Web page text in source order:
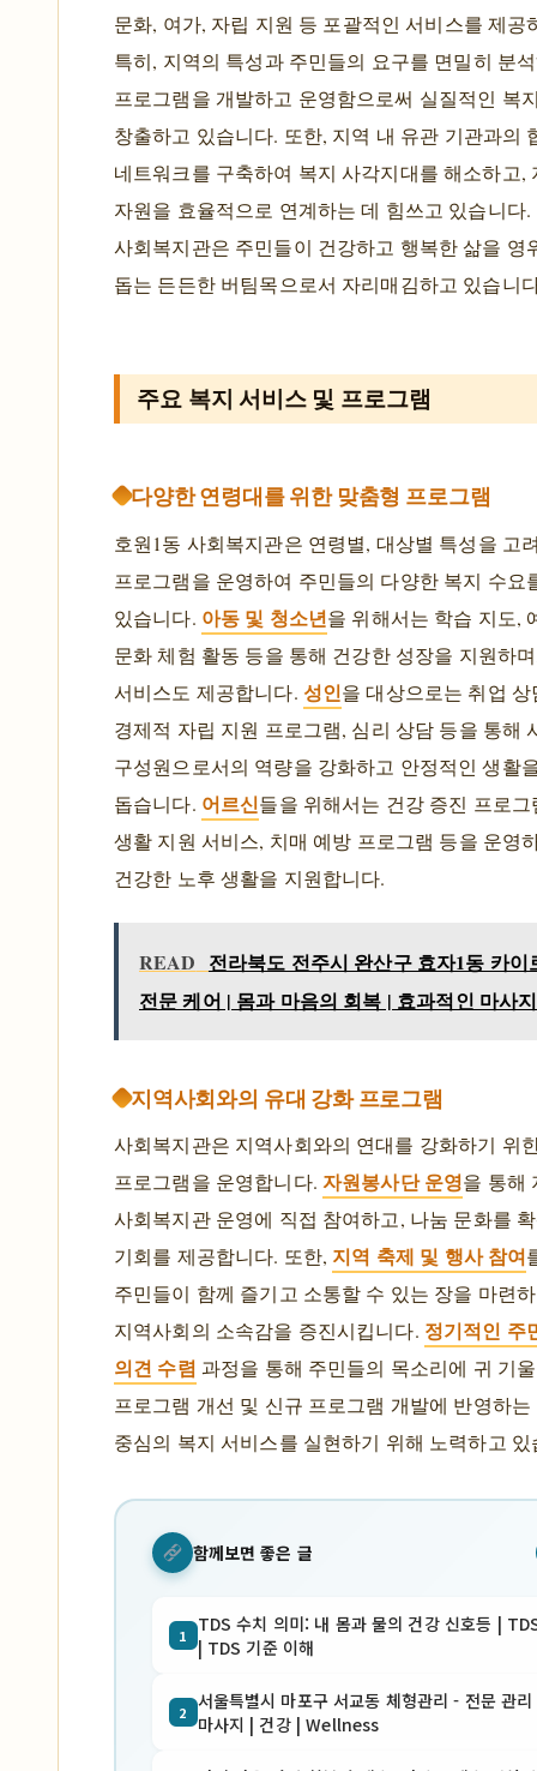
문화, 여가, 자립 지원 등 포괄적인 서비스를 제공
특히, 지역의 특성과 주민들의 요구를 면밀히 분
프로그램을 개발하고 운영함으로써 실질적인 복
창출하고 있습니다. 또한, 지역 내 유관 기관과의
네트워크를 구축하여 복지 사각지대를 해소하고,
자원을 효율적으로 연계하는 데 힘쓰고 있습니다.
사회복지관은 주민들이 건강하고 행복한 삶을 영
돕는 든든한 버팀목으로서 자리매김하고 있습니
주요 복지 서비스 및 프로그램
다양한 연령대를 위한 맞춤형 프로그램
호원1동 사회복지관은 연령별, 대상별 특성을 고
프로그램을 운영하여 주민들의 다양한 복지 수요
있습니다. 아동 및 청소년을 위해서는 학습 지도,
문화 체험 활동 등을 통해 건강한 성장을 지원하
서비스도 제공합니다. 성인을 대상으로는 취업
경제적 자립 지원 프로그램, 심리 상담 등을 통해
구성원으로서의 역량을 강화하고 안정적인 생활
돕습니다. 어르신들을 위해서는 건강 증진 프로
생활 지원 서비스, 치매 예방 프로그램 등을 운영
건강한 노후 생활을 지원합니다.
READ 전라북도 전주시 완산구 효자1동 카이
전문 케어 | 몸과 마음의 회복 | 효과적인 마사지
지역사회와의 유대 강화 프로그램
사회복지관은 지역사회와의 연대를 강화하기 위
프로그램을 운영합니다.자원봉사단 운영을 통해
사회복지관 운영에 직접 참여하고, 나눔 문화를
기회를 제공합니다. 또한, 지역 축제 및 행사 참여
주민들이 함께 즐기고 소통할 수 있는 장을 마련
지역사회의 소속감을 증진시킵니다. 정기적인 주
의견 수렴 과정을 통해 주민들의 목소리에 귀 기
프로그램 개선 및 신규 프로그램 개발에 반영하는
중심의 복지 서비스를 실현하기 위해 노력하고 있
함께보면 좋은 글
1 TDS 수치 의미: 내 몸과 물의 건강 신호등 |
| TDS 기준 이해
2 서울특별시 마포구 서교동 체형관리 - 전문 관
마사지 | 건강 | Wellness